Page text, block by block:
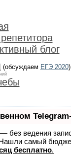
блог
(обсуждаем ЕГЭ 2020)
без ведения
Нашли самый
бесплатно.